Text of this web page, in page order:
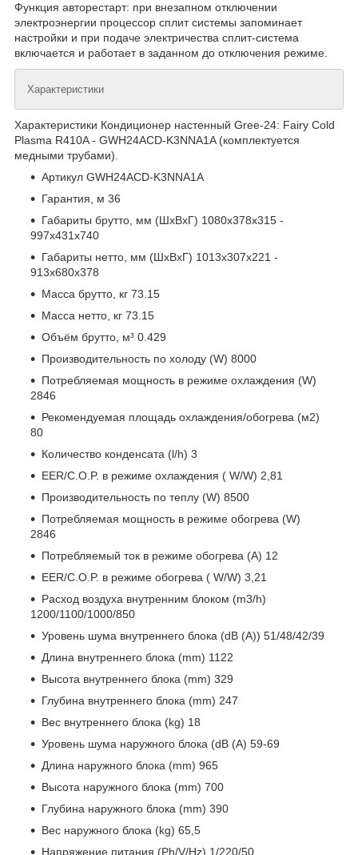
Функция авторестарт: при внезапном отключении
электроэнергии процессор сплит системы запоминает
настройки и при подаче электричества сплит-система
включается и работает в заданном до отключения режиме.
Характеристики
Характеристики Кондиционер настенный Gree-24: Fairy Cold
Plasma R410A - GWH24ACD-K3NNA1A (комплектуется
медными трубами).
Артикул GWH24ACD-K3NNA1A
Гарантия, м 36
Габариты брутто, мм (ШxВxГ) 1080х378х315 -
997х431х740
Габариты нетто, мм (ШxВxГ) 1013х307х221 -
913х680х378
Масса брутто, кг 73.15
Масса нетто, кг 73.15
Объём брутто, м³ 0.429
Производительность по холоду (W) 8000
Потребляемая мощность в режиме охлаждения (W)
2846
Рекомендуемая площадь охлаждения/обогрева (м2)
80
Количество конденсата (l/h) 3
EER/C.O.P. в режиме охлаждения ( W/W) 2,81
Производительность по теплу (W) 8500
Потребляемая мощность в режиме обогрева (W)
2846
Потребляемый ток в режиме обогрева (A) 12
EER/C.O.P. в режиме обогрева ( W/W) 3,21
Расход воздуха внутренним блоком (m3/h)
1200/1100/1000/850
Уровень шума внутреннего блока (dB (A)) 51/48/42/39
Длина внутреннего блока (mm) 1122
Высота внутреннего блока (mm) 329
Глубина внутреннего блока (mm) 247
Вес внутреннего блока (kg) 18
Уровень шума наружного блока (dB (A) 59-69
Длина наружного блока (mm) 965
Высота наружного блока (mm) 700
Глубина наружного блока (mm) 390
Вес наружного блока (kg) 65,5
Напряжение питания (Ph/V/Hz) 1/220/50